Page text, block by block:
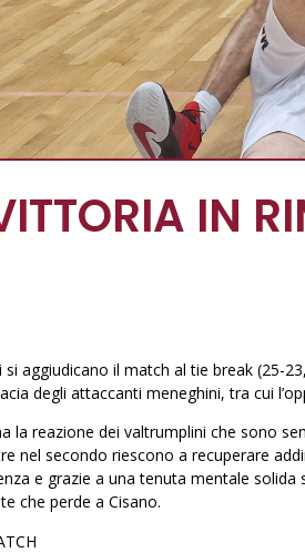
IN
si aggiudicano il match al tie break (25-
degli attaccanti meneghini, tra cui
la reazione dei valtrumplini che sono
nel secondo riescono a recuperare
e grazie a una tenuta mentale
che perde a Cisano.